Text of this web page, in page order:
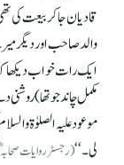
قادیان جا کر بیعت
ایک رات خواب دیکھا
مکمل چاند جو تھا)
موعود علیہ الصلوٰۃ
لی۔‘‘(رجسٹر روایات صحابہؓ غیر مطبوعہ جلد